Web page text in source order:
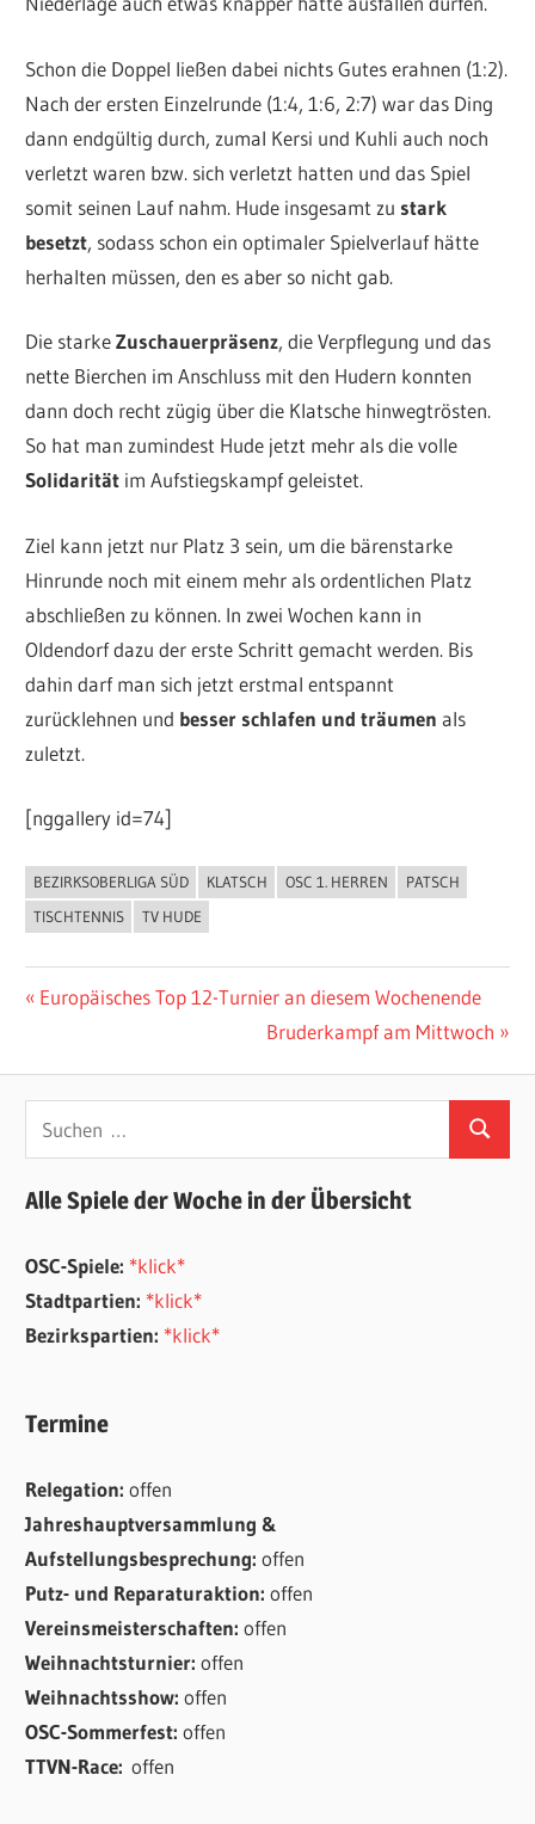
Schon die Doppel ließen dabei nichts Gutes erahnen (1:2).
Nach der ersten Einzelrunde (1:4, 1:6, 2:7) war das Ding
dann endgültig durch, zumal Kersi und Kuhli auch noch
verletzt waren bzw. sich verletzt hatten und das Spiel
somit seinen Lauf nahm. Hude insgesamt zu stark
besetzt, sodass schon ein optimaler Spielverlauf hätte
herhalten müssen, den es aber so nicht gab.
Die starkeZuschauerpräsenz, die Verpflegung und das
nette Bierchen im Anschluss mit den Hudern konnten
dann doch recht zügig über die Klatsche hinwegtrösten.
So hat man zumindest Hude jetzt mehr als die volle
Solidarität im Aufstiegskampf geleistet.
Ziel kann jetzt nur Platz 3 sein, um die bärenstarke
Hinrunde noch mit einem mehr als ordentlichen Platz
abschließen zu können. In zwei Wochen kann in
Oldendorf dazu der erste Schritt gemacht werden. Bis
dahin darf man sich jetzt erstmal entspannt
zurücklehnen und besser schlafen und träumen als
zuletzt.
[nggallery id=74]
ALLGEMEIN
BEZIRKSOBERLIGA SÜD KLATSCH OSC 1. HERREN
PATSCH
TISCHTENNIS
TV HUDE
Beitragsnavigation
Vorheriger
Europäisches Top 12-Turnier an diesem Wochenende
Nächster
Bruderkampf am Mittwoch
Suchen
Alle Spiele der Woche in der Übersicht
OSC-Spiele: *klick*
Stadtpartien: *klick*
Bezirkspartien: *klick*
Termine
Relegation:offen
Jahreshauptversammlung &
Aufstellungsbesprechung:offen
Putz- und Reparaturaktion:offen
Vereinsmeisterschaften:offen
Weihnachtsturnier:offen
Weihnachtsshow:offen
OSC-Sommerfest:offen
TTVN-Race:offen